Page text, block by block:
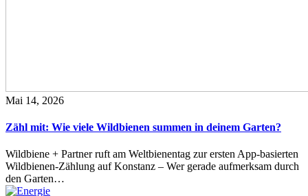
Mai 14, 2026
Zähl mit: Wie viele Wildbienen summen in deinem Garten?
Wildbiene + Partner ruft am Weltbienentag zur ersten App-basierten
Wildbienen-Zählung auf Konstanz – Wer gerade aufmerksam durch
den Garten…